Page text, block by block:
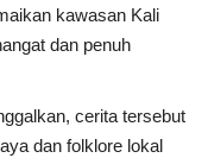
kawasan Kali
dan penuh
cerita tersebut
dan folklore lokal